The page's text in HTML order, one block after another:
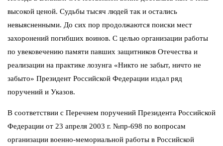
высокой ценой. Судьбы тысяч людей так и остались
невыясненными. До сих пор продолжаются поиски мест
захоронений погибших воинов. С целью организации работы
по увековечению памяти павших защитников Отечества и
реализации на практике лозунга «Никто не забыт, ничто не
забыто» Президент Российской Федерации издал ряд
поручений и Указов.
В соответствии с Перечнем поручений Президента Российской
Федерации от 23 апреля 2003 г. №пр-698 по вопросам
организации военно-мемориальной работы в Российской